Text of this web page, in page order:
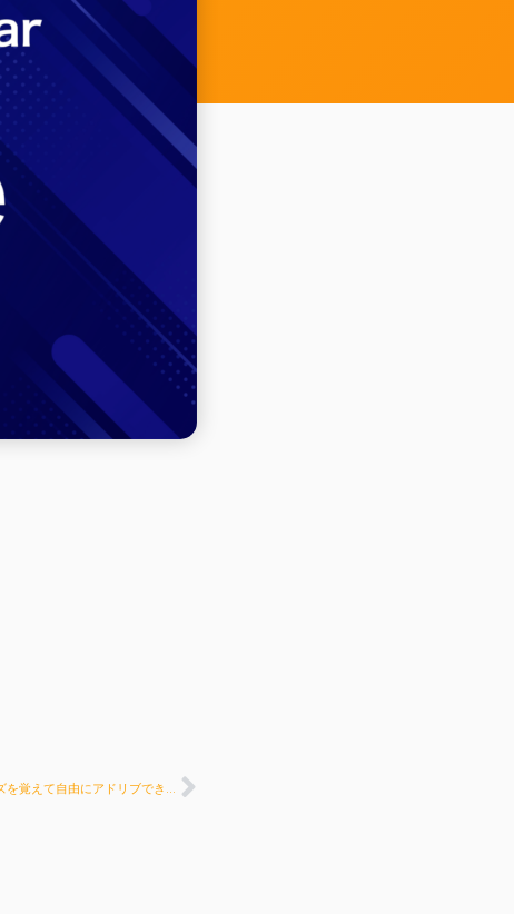
2月27日 21:00~ 第42回 ジャズフレーズを覚えて自由にアドリブできるようになろう！ Next